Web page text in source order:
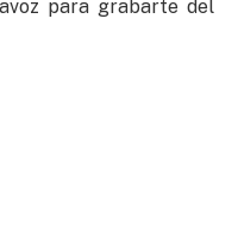
para grabarte del